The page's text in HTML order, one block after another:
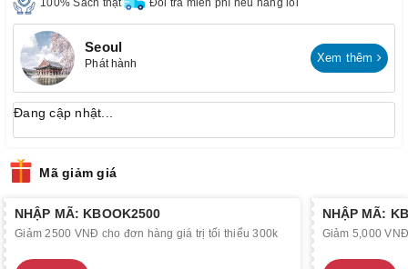
100% Sách thật Đổi trả miễn phí nếu hàng lỗi
Seoul
Phát hành Xem thêm
Đang cập nhật...
Mã giảm giá
NHẬP MÃ: KBOOK2500
Giảm 2500 VNĐ cho đơn hàng giá trị tối thiểu 300k
NHẬP MÃ:
Giảm 5,000